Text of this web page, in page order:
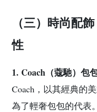
（三）時尚配
性
1. Coach（蔻馳）包
Coach，以其經典的
為了輕奢包包的代表。